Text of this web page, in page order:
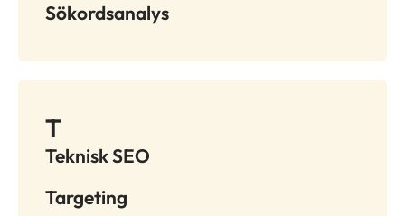
Sökordsanalys
T
Teknisk SEO
Targeting